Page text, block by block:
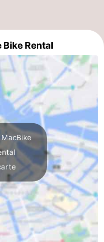
Rental